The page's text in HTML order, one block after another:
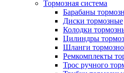
Тормозная система
Барабаны
Диски тормозные
Колодки
Цилиндры
Шланги
Ремкомплекты
Трос ручного